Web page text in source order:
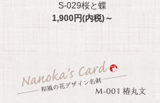
S-029桜と蝶
1,900円(内税)～